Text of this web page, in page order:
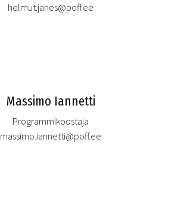
helmut.janes@poff.ee
Massimo Iannetti
Programmikoostaja
massimo.iannetti@poff.ee